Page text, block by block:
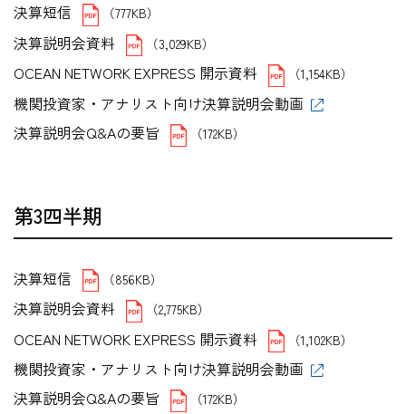
決算短信 （777KB）
決算説明会資料 （3,029KB）
OCEAN NETWORK EXPRESS 開示資料 （1,154KB）
機関投資家・アナリスト向け決算説明会動画
決算説明会Q&Aの要旨
（172KB）
第3四半期
決算短信 （856KB）
決算説明会資料 （2,775KB）
OCEAN NETWORK EXPRESS 開示資料 （1,102KB）
機関投資家・アナリスト向け決算説明会動画
決算説明会Q&Aの要旨
（172KB）